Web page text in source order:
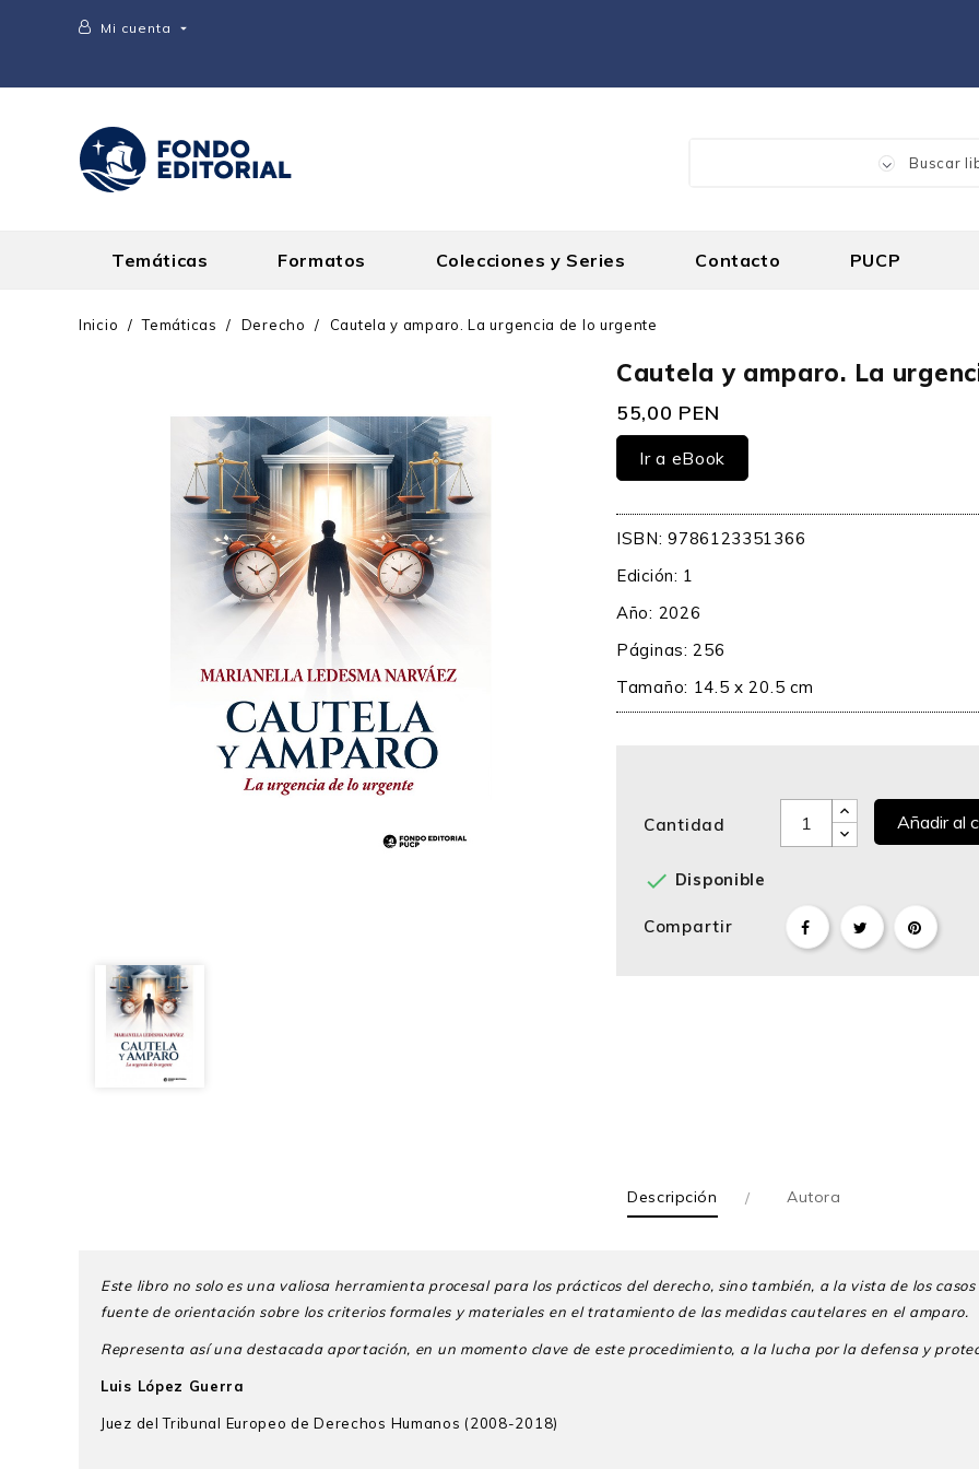
Mi cuenta 
Temáticas Formatos Colecciones y Series Contacto PUCP
Inicio Temáticas Derecho Cautela y amparo. La urgencia de lo urgente
Cautela y amparo. La
55,00 PEN
Ir a eBook
ISBN: 9786123351366
Edición: 1
Año: 2026
Páginas: 256
Tamaño: 14.5 x 20.5 cm
Cantidad Añadir al
 Disponible
Compartir
Descripción Autora
Este libro no solo es una valiosa herramienta procesal para los prácticos del derecho, sino también, a la vista de los
fuente de orientación sobre los criterios formales y materiales en el tratamiento de las medidas cautelares en el amparo.
Representa así una destacada aportación, en un momento clave de este procedimiento, a la lucha por la defensa y
Luis López Guerra
Juez del Tribunal Europeo de Derechos Humanos (2008-2018)